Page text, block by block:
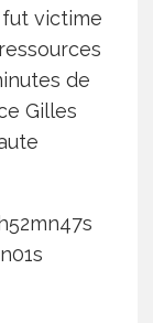
victime
de
Gilles